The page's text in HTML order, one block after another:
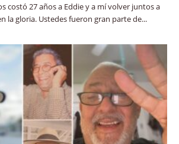
costó 27 años a Eddie y a mí volver juntos a
la gloria. Ustedes fueron gran parte de...